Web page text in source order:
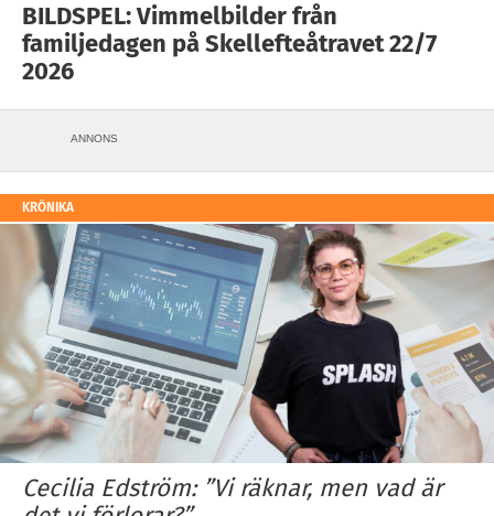
BILDSPEL: Vimmelbilder från
familjedagen på Skellefteåtravet 22/7
2026
ANNONS
KRÖNIKA
Cecilia Edström: ”Vi räknar, men vad är